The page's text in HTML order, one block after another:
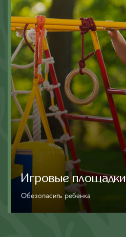
Игровые площадки
Обезопасить ребенка